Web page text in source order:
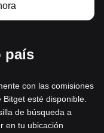
país
con las comisiones
esté disponible.
de búsqueda a
en tu ubicación